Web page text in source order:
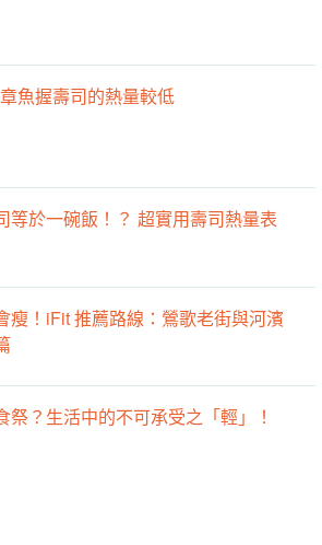
魚握壽司的熱量較低
等於一碗飯！？ 超實用壽司熱量表
瘦！iFit 推薦路線：鶯歌老街與河濱
祭？生活中的不可承受之「輕」！